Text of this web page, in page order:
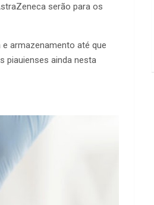
serão para os
armazenamento até que
piauienses ainda nesta